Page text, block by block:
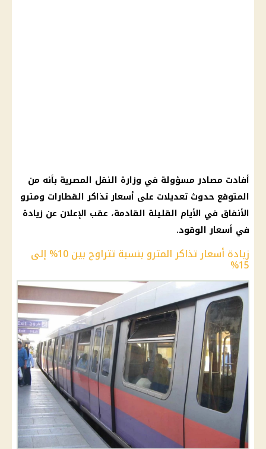
أفادت مصادر مسؤولة في وزارة النقل المصرية بأنه من
المتوقع حدوث تعديلات على أسعار تذاكر القطارات ومترو
الأنفاق في الأيام القليلة القادمة، عقب الإعلان عن زيادة
في أسعار الوقود.
زيادة أسعار تذاكر المترو بنسبة تتراوح بين 10% إلى
15%